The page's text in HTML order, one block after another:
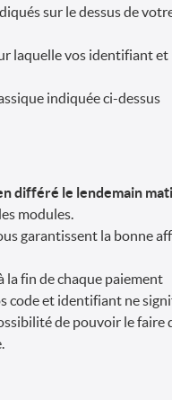
sur le dessus de votre
laquelle vos identifiant
indiquée ci-dessus
différé le lendemain
modules.
garantissent la bonne
la fin de chaque paiement
code et identifiant ne
de pouvoir le faire